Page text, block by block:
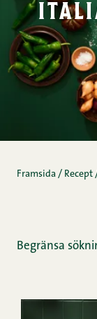
Framsida / Recept
Begränsa